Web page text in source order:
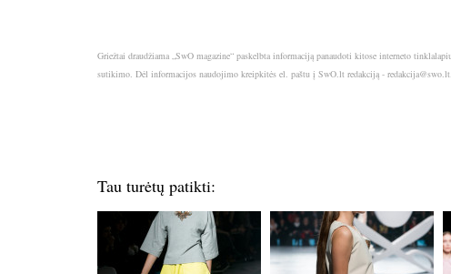
Griežtai draudžiama „SwO magazine“ paskelbta informaciją panaudoti kitose interneto
sutikimo. Dėl informacijos naudojimo kreipkitės el. paštu į SwO.lt redakciją -
Tau turėtų patikti: